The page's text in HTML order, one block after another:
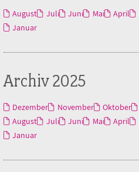
August Juli Juni Mai April
Januar
Archiv 2025
Dezember November Oktober
August
Juli Juni Mai April
Januar